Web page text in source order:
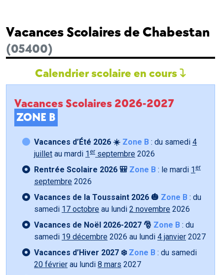
Vacances Scolaires de Chabestan
(05400)
Calendrier scolaire en cours
Vacances Scolaires 2026-2027
ZONE B
Vacances d’Été 2026 ☀️ Zone B : du samedi 4
juillet au mardi 1 er septembre 2026
Rentrée Scolaire 2026 🎒 Zone B : le mardi 1 er
septembre 2026
Vacances de la Toussaint 2026 🎃 Zone B : du
samedi 17 octobre au lundi 2 novembre 2026
Vacances de Noël 2026-2027 🎅 Zone B : du
samedi 19 décembre 2026 au lundi 4 janvier 2027
Vacances d’Hiver 2027 ❄️ Zone B : du samedi
20 février au lundi 8 mars 2027